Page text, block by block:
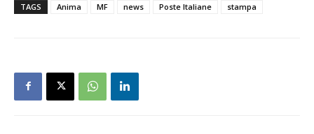
TAGS Anima MF news Poste Italiane stampa